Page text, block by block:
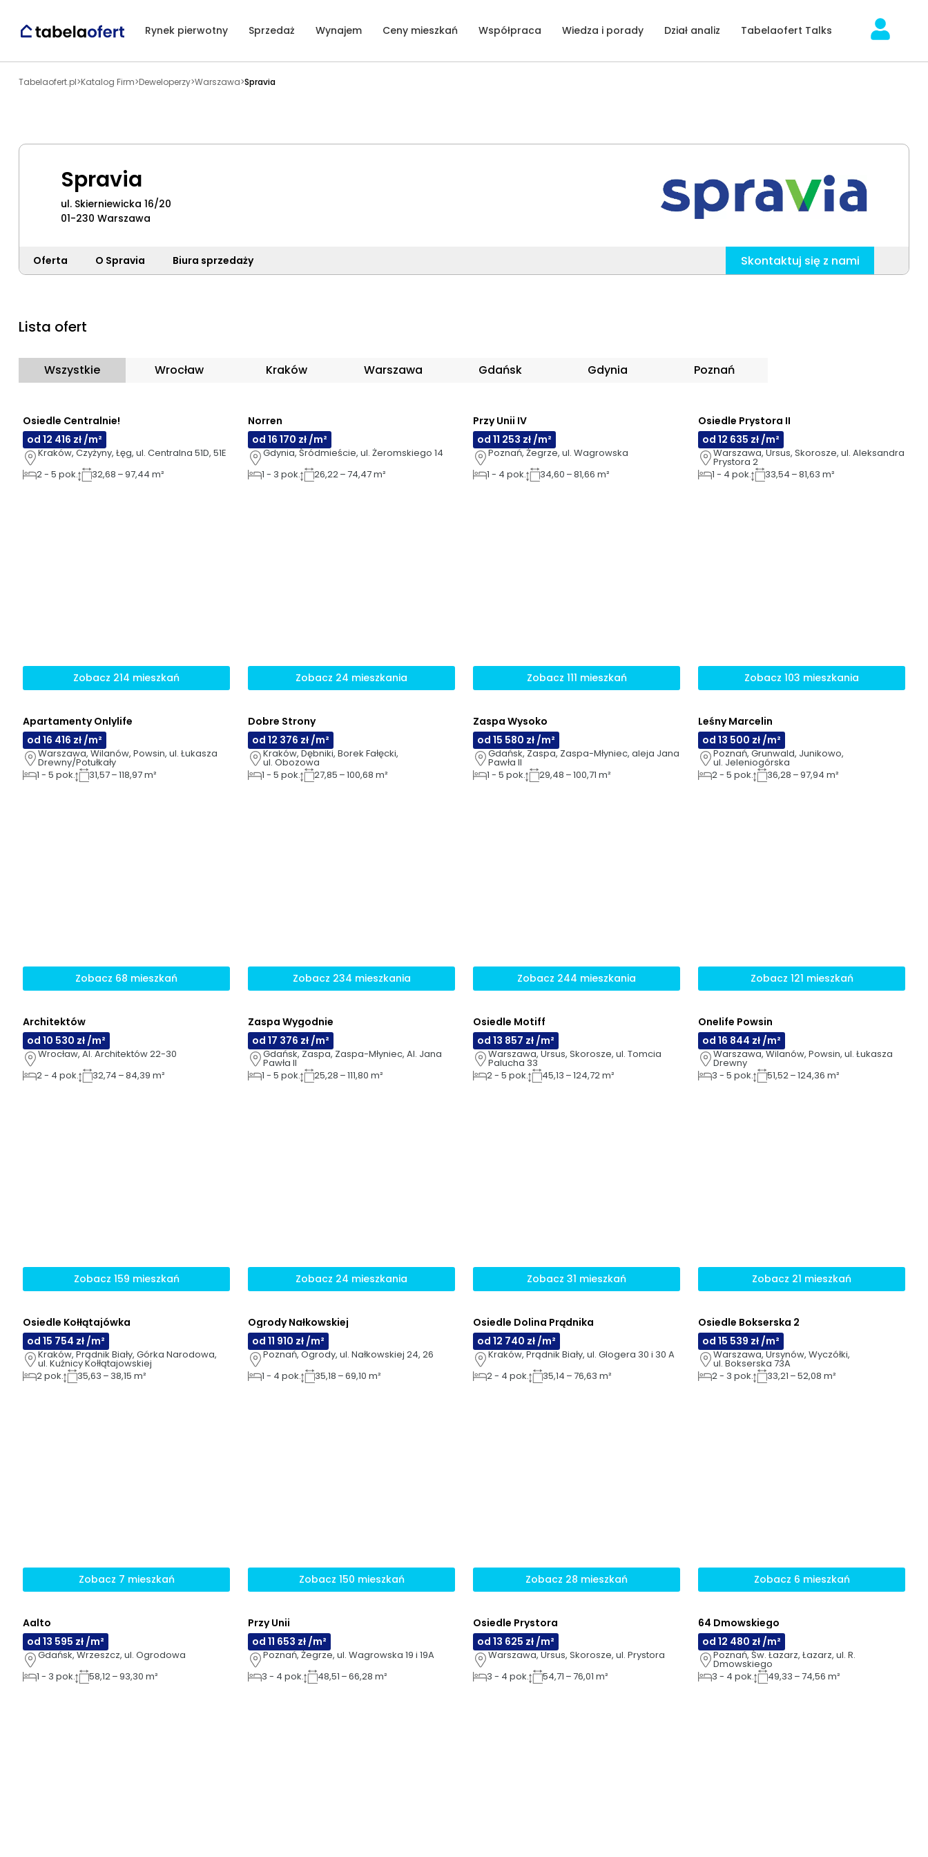
Rynek pierwotny Sprzedaż Wynajem Ceny mieszkań Współpraca Wiedza i porady Dział analiz Tabelaofert Talks
Tabelaofert.pl>Katalog Firm>Deweloperzy>Warszawa>Spravia
Spravia
ul. Skierniewicka 16/20
01-230 Warszawa
Oferta O Spravia Biura sprzedaży Skontaktuj się z nami
Lista ofert
Wszystkie Wrocław Kraków Warszawa Gdańsk Gdynia Poznań
Osiedle Centralnie!
od 12 416 zł /m²
Kraków, Czyżyny, Łęg, ul. Centralna 51D, 51E
2- 5 pok. 32,68 – 97,44 m²
Zobacz 214 mieszkań
Norren
od 16 170 zł /m²
Gdynia, Śródmieście, ul. Żeromskiego 14
1 - 3 pok. 26,22 – 74,47 m²
Zobacz 24 mieszkania
AI
Przy Unii IV
od 11 253 zł /m²
Poznań, Żegrze, ul. Wagrowska
1 - 4 pok. 34,60 – 81,66 m²
Zobacz 111 mieszkań
AI
Osiedle Prystora II
od 12 635 zł /m²
Warszawa, Ursus, Skorosze, ul. Aleksandra
Prystora 2
1 - 4 pok. 33,54 – 81,63 m²
Zobacz 103 mieszkania
Apartamenty Onlylife
od 16 416 zł /m²
Warszawa, Wilanów, Powsin, ul. Łukasza
Drewny/Potułkały
1 - 5 pok. 31,57 – 118,97 m²
Zobacz 68 mieszkań
AI
Dobre Strony
od 12 376 zł /m²
Kraków, Dębniki, Borek Fałęcki,
ul. Obozowa
1 - 5 pok. 27,85 – 100,68 m²
Zobacz 234 mieszkania
AI
Zaspa Wysoko
od 15 580 zł /m²
Gdańsk, Zaspa, Zaspa-Młyniec, aleja Jana
Pawła II
1 - 5 pok. 29,48 – 100,71 m²
Zobacz 244 mieszkania
AI
Leśny Marcelin
od 13 500 zł /m²
Poznań, Grunwald, Junikowo,
ul. Jeleniogórska
2- 5 pok. 36,28 – 97,94 m²
Zobacz 121 mieszkań
AI
Architektów
od 10 530 zł /m²
Wrocław, Al. Architektów 22-30
2- 4 pok. 32,74 – 84,39 m²
Zobacz 159 mieszkań
AI
Zaspa Wygodnie
od 17 376 zł /m²
Gdańsk, Zaspa, Zaspa-Młyniec, Al. Jana
Pawła II
1 - 5 pok. 25,28 – 111,80 m²
Zobacz 24 mieszkania
AI
Osiedle Motiff
od 13 857 zł /m²
Warszawa, Ursus, Skorosze, ul. Tomcia
Palucha 33
2- 5 pok. 45,13 – 124,72 m²
Zobacz 31 mieszkań
AI
Onelife Powsin
od 16 844 zł /m²
Warszawa, Wilanów, Powsin, ul. Łukasza
Drewny
3 - 5 pok. 51,52 – 124,36 m²
Zobacz 21 mieszkań
AI
Osiedle Kołłątajówka
od 15 754 zł /m²
Kraków, Prądnik Biały, Górka Narodowa,
ul. Kuźnicy Kołłątajowskiej
2pok. 35,63 – 38,15 m²
Zobacz 7 mieszkań
AI
Ogrody Nałkowskiej
od 11 910 zł /m²
Poznań, Ogrody, ul. Nałkowskiej 24, 26
1 - 4 pok. 35,18 – 69,10 m²
Zobacz 150 mieszkań
AI
Osiedle Dolina Prądnika
od 12 740 zł /m²
Kraków, Prądnik Biały, ul. Glogera 30 i 30 A
2- 4 pok. 35,14 – 76,63 m²
Zobacz 28 mieszkań
AI GOTOWE DO ODBIORU
Osiedle Bokserska 2
od 15 539 zł /m²
Warszawa, Ursynów, Wyczółki,
ul. Bokserska 73A
2- 3 pok. 33,21 – 52,08 m²
Zobacz 6 mieszkań
AI
Aalto
od 13 595 zł /m²
Gdańsk, Wrzeszcz, ul. Ogrodowa
1 - 3 pok. 58,12 – 93,30 m²
AI GOTOWE DO ODBIORU
Przy Unii
od 11 653 zł /m²
Poznań, Żegrze, ul. Wagrowska 19 i 19A
3 - 4 pok. 48,51 – 66,28 m²
AI
Osiedle Prystora
od 13 625 zł /m²
Warszawa, Ursus, Skorosze, ul. Prystora
3 - 4 pok. 54,71 – 76,01 m²
AI
64 Dmowskiego
od 12 480 zł /m²
Poznań, Św. Łazarz, Łazarz, ul. R.
Dmowskiego
3 - 4 pok. 49,33 – 74,56 m²